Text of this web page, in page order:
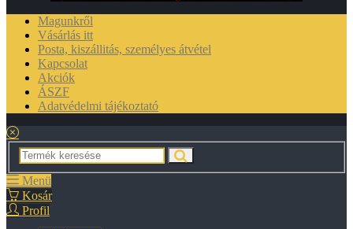
Magunkről
Vásárlás itt
Posta, kiszállitás, személyes átvétel
Kapcsolat
Akciók
ÁSZF
Adatvédelmi tájékoztató
Menü
Kosár
Profil